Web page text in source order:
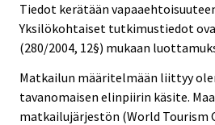
Tiedot kerätään
Yksilökohtaiset tutkimustiedot
(280/2004, 12§) mukaan
Matkailun määritelmään liittyy
tavanomaisen elinpiirin käsite.
matkailujärjestön (World Tourism